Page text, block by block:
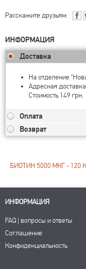
Расскажите друзьям:
ИНФОРМАЦИЯ
Доставка
На отделение
Адресная
Стоимость 149 грн.
Оплата
Возврат
БИОТИН 5000 МКГ - 120
ИНФОРМАЦИЯ
FAQ | вопросы и ответы
Соглашение
Конфиденциальность